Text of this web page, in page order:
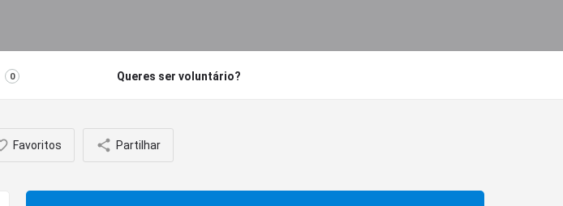
0 Queres ser voluntário?
Favoritos Partilhar